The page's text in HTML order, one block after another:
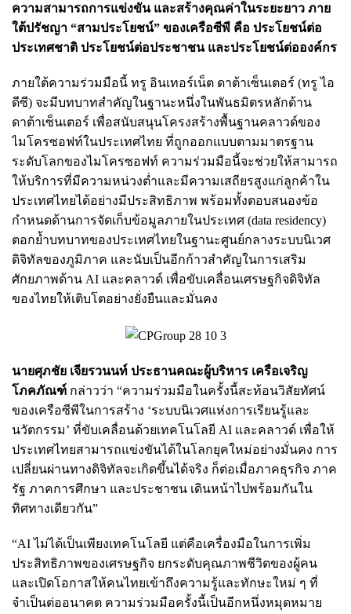
ความสามารถการแข่งขัน และสร้างคุณค่าในระยะยาว ภาย
ใต้ปรัชญา “สามประโยชน์” ของเครือซีพี คือ ประโยชน์ต่อ
ประเทศชาติ ประโยชน์ต่อประชาชน และประโยชน์ต่อองค์กร
ภายใต้ความร่วมมือนี้ ทรู อินเทอร์เน็ต ดาต้าเซ็นเตอร์ (ทรู ไอ
ดีซี) จะมีบทบาทสำคัญในฐานะหนึ่งในพันธมิตรหลักด้าน
ดาต้าเซ็นเตอร์ เพื่อสนับสนุนโครงสร้างพื้นฐานคลาวด์ของ
ไมโครซอฟท์ในประเทศไทย ที่ถูกออกแบบตามมาตรฐาน
ระดับโลกของไมโครซอฟท์ ความร่วมมือนี้จะช่วยให้สามารถ
ให้บริการที่มีความหน่วงต่ำและมีความเสถียรสูงแก่ลูกค้าใน
ประเทศไทยได้อย่างมีประสิทธิภาพ พร้อมทั้งตอบสนองข้อ
กำหนดด้านการจัดเก็บข้อมูลภายในประเทศ (data residency)
ตอกย้ำบทบาทของประเทศไทยในฐานะศูนย์กลางระบบนิเวศ
ดิจิทัลของภูมิภาค และนับเป็นอีกก้าวสำคัญในการเสริม
ศักยภาพด้าน AI และคลาวด์ เพื่อขับเคลื่อนเศรษฐกิจดิจิทัล
ของไทยให้เติบโตอย่างยั่งยืนและมั่นคง
นายศุภชัย เจียรวนนท์ ประธานคณะผู้บริหาร เครือเจริญ
โภคภัณฑ์ กล่าวว่า “ความร่วมมือในครั้งนี้สะท้อนวิสัยทัศน์
ของเครือซีพีในการสร้าง ‘ระบบนิเวศแห่งการเรียนรู้และ
นวัตกรรม’ ที่ขับเคลื่อนด้วยเทคโนโลยี AI และคลาวด์ เพื่อให้
ประเทศไทยสามารถแข่งขันได้ในโลกยุคใหม่อย่างมั่นคง การ
เปลี่ยนผ่านทางดิจิทัลจะเกิดขึ้นได้จริง ก็ต่อเมื่อภาคธุรกิจ ภาค
รัฐ ภาคการศึกษา และประชาชน เดินหน้าไปพร้อมกันใน
ทิศทางเดียวกัน”
“AI ไม่ได้เป็นเพียงเทคโนโลยี แต่คือเครื่องมือในการเพิ่ม
ประสิทธิภาพของเศรษฐกิจ ยกระดับคุณภาพชีวิตของผู้คน
และเปิดโอกาสให้คนไทยเข้าถึงความรู้และทักษะใหม่ ๆ ที่
จำเป็นต่ออนาคต ความร่วมมือครั้งนี้เป็นอีกหนึ่งหมุดหมาย